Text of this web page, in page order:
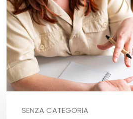
SENZA CATEGORIA